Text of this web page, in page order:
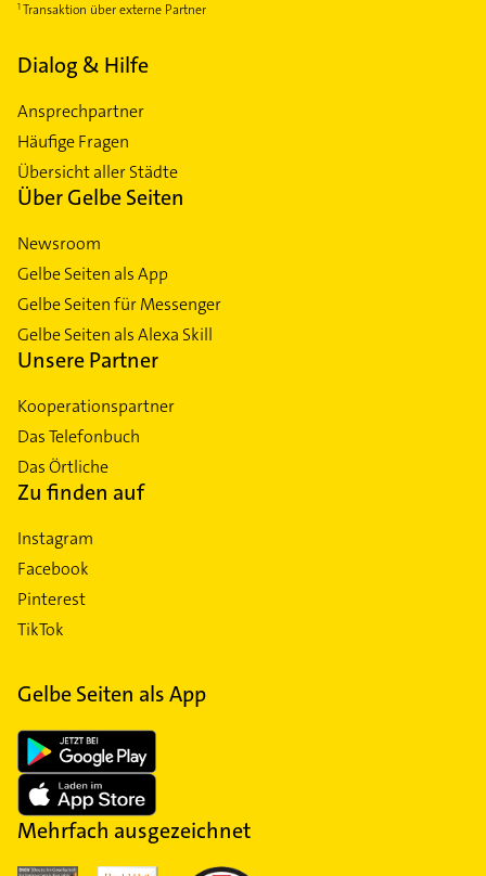
Transaktion über externe Partner
Dialog & Hilfe
Ansprechpartner
Häufige Fragen
Übersicht aller Städte
Über Gelbe Seiten
Newsroom
Gelbe Seiten als App
Gelbe Seiten für Messenger
Gelbe Seiten als Alexa Skill
Unsere Partner
Kooperationspartner
Das Telefonbuch
Das Örtliche
Zu finden auf
Instagram
Facebook
Pinterest
TikTok
Gelbe Seiten als App
Mehrfach ausgezeichnet